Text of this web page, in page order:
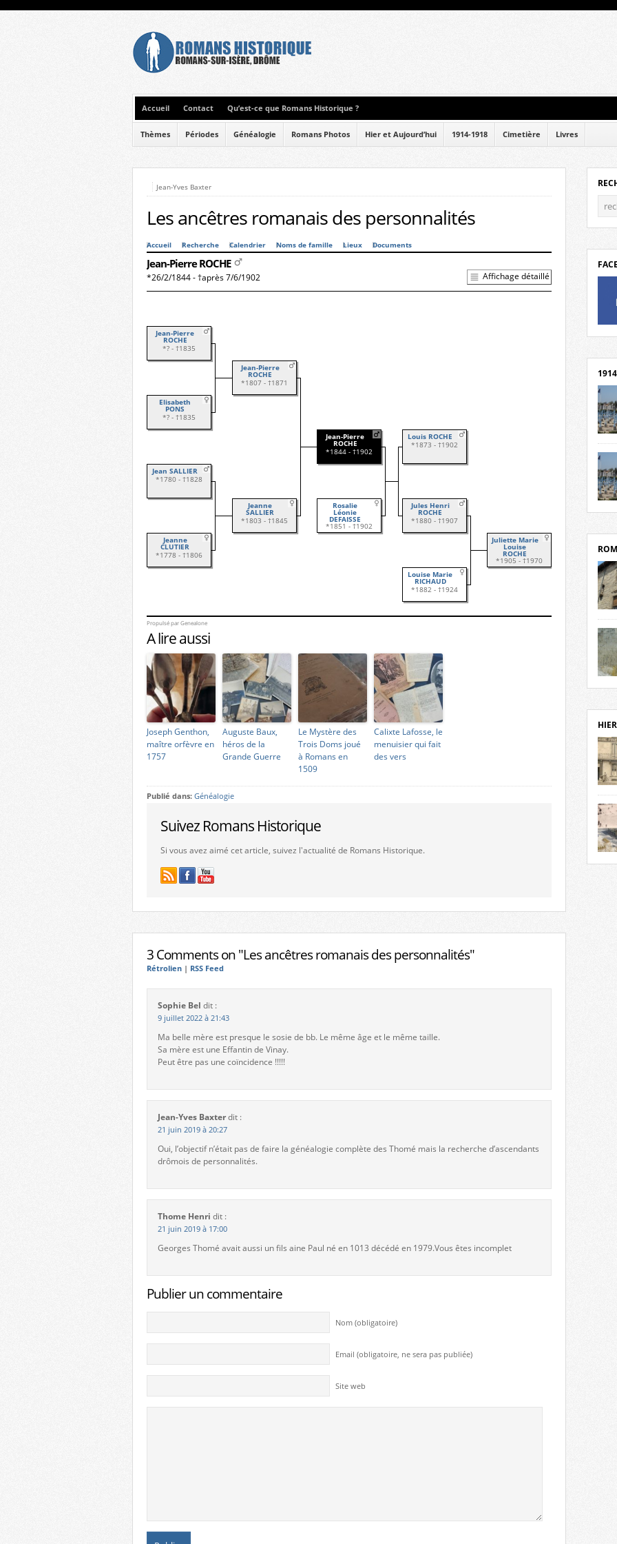
Accueil Contact Qu’est-ce que Romans Historique ?
Thèmes Périodes Généalogie Romans Photos Hier et Aujourd’hui 1914-1918 Cimetière Livres
Jean-Yves Baxter
Les ancêtres romanais des personnalités
Accueil Recherche Calendrier Noms de famille Lieux Documents
Jean-Pierre ROCHE
*26/2/1844 - †après 7/6/1902 Affichage détaillé
Jean-Pierre
ROCHE
*? - †1835
Élisabeth
PONS
*? - †1835
Jean SALLIER
*1780 - †1828
Jeanne
CLUTIER
*1778 - †1806
Jean-Pierre
ROCHE
*1807 - †1871
Jeanne
SALLIER
*1803 - †1845
Jean-Pierre
ROCHE
*1844 - †1902
Rosalie
Léonie
DEFAISSE
*1851 - †1902
Louis ROCHE
*1873 - †1902
Jules Henri
ROCHE
*1880 - †1907
Louise Marie
RICHAUD
*1882 - †1924
Juliette Marie
Louise
ROCHE
*1905 - †1970
Propulsé par Genealone
A lire aussi
Joseph Genthon,
maître orfèvre en
1757
Auguste Baux,
héros de la
Grande Guerre
Le Mystère des
Trois Doms joué
à Romans en
1509
Calixte Lafosse, le
menuisier qui fait
des vers
Publié dans: Généalogie
Suivez Romans Historique
Si vous avez aimé cet article, suivez l'actualité de Romans Historique.
3 Comments on "Les ancêtres romanais des personnalités"
Rétrolien | RSS Feed
Sophie Bel dit :
9 juillet 2022 à 21:43
Ma belle mère est presque le sosie de bb. Le même âge et le même taille.
Sa mère est une Effantin de Vinay.
Peut être pas une coïncidence !!!!!
Jean-Yves Baxterdit :
21 juin 2019 à 20:27
Oui, l’objectif n’était pas de faire la généalogie complète des Thomé mais la recherche d’ascendants
drômois de personnalités.
Thome Henri dit :
21 juin 2019 à 17:00
Georges Thomé avait aussi un fils aine Paul né en 1013 décédé en 1979.Vous êtes incomplet
Publier un commentaire
Nom (obligatoire)
Email (obligatoire, ne sera pas publiée)
Site web
par
de